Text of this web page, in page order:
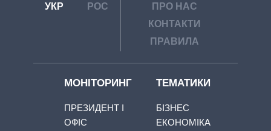
УКР РОС
ПРО НАС
КОНТАКТИ
ПРАВИЛА
МОНІТОРИНГ
ПРЕЗИДЕНТ І
ОФІС
ТЕМАТИКИ
БІЗНЕС
ЕКОНОМІКА